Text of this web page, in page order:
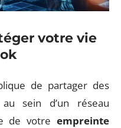
votre vie
de partager des
sein d’un réseau
de votre empreinte